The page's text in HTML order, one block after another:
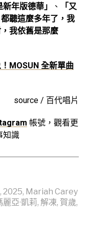
年版德華」
、
「又
都聽這麼多年了，我
，我依舊是那麼
MOSUN 全新單曲
source / 百代唱片
帳號，觀看更
知識
, 2025, Mariah Carey
麗亞·凱莉, 解凍, 賀歲,